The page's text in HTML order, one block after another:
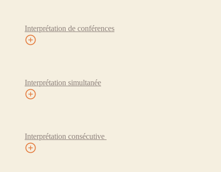
Interprétation de conférences
Interprétation simultanée
Interprétation consécutive